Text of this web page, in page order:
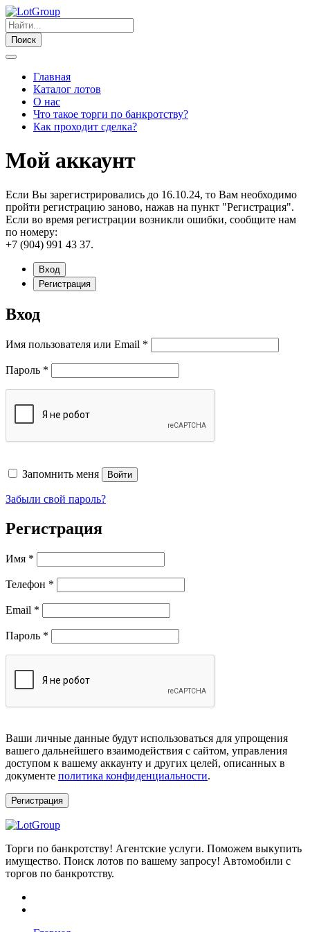
Поиск
Главная
Каталог лотов
О нас
Что такое торги по банкротству?
Как проходит сделка?
Мой аккаунт
Если Вы зарегистрировались до 16.10.24, то Вам необходимо
пройти регистрацию заново, нажав на пункт "Регистрация".
Если во время регистрации возникли ошибки, сообщите нам
по номеру:
+7 (904) 991 43 37.
Вход
Регистрация
Вход
Имя пользователя или Email *
Пароль *
Запомнить меня Войти
Забыли свой пароль?
Регистрация
Имя *
Телефон *
Email *
Пароль *
Ваши личные данные будут использоваться для упрощения
вашего дальнейшего взаимодействия с сайтом, управления
доступом к вашему аккаунту и других целей, описанных в
документе политика конфиденциальности.
Регистрация
Торги по банкротству! Агентские услуги. Поможем выкупить
имущество. Поиск лотов по вашему запросу! Автомобили с
торгов по банкротству.